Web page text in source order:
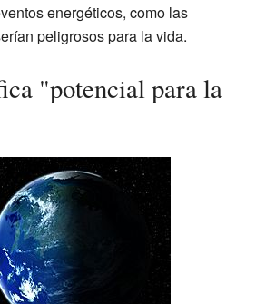
energéticos, como las
peligrosos para la vida.
"potencial para la